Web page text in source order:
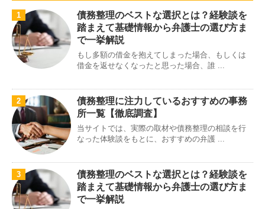
1
債務整理のベストな選択とは？経験談を
踏まえて基礎情報から弁護士の選び方ま
で一挙解説
もし多額の借金を抱えてしまった場合、もしくは
借金を返せなくなったと思った場合、誰 ...
2
債務整理に注力しているおすすめの事務
所一覧【徹底調査】
当サイトでは、実際の取材や債務整理の相談を行
なった体験談をもとに、おすすめの弁護 ...
3
債務整理のベストな選択とは？経験談を
踏まえて基礎情報から弁護士の選び方ま
で一挙解説